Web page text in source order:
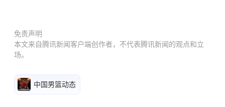
免责声明
本文来自腾讯新闻客户端创作者，不代表腾讯新闻的观点和立
场。
中国男篮动态